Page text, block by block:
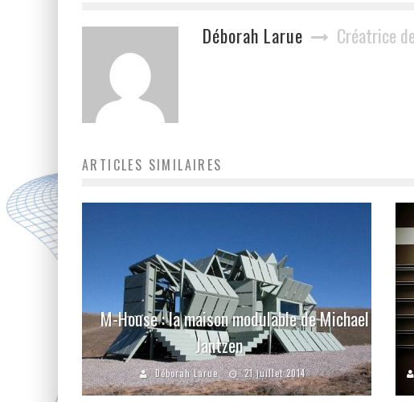
Déborah Larue Créatrice
ARTICLES SIMILAIRES
M-House : la maison modulable de Michael
Jantzen
Déborah Larue 21 juillet 2014